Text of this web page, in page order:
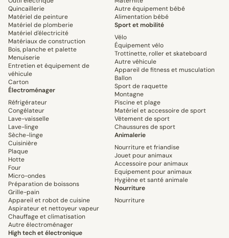
Quincaillerie
Matériel de peinture
Matériel de plomberie
Matériel d'électricité
Matériaux de construction
Bois, planche et palette
Menuiserie
Entretien et équipement de
véhicule
Carton
Électroménager
Réfrigérateur
Congélateur
Lave-vaisselle
Lave-linge
Sèche-linge
Cuisinière
Plaque
Hotte
Four
Micro-ondes
Préparation de boissons
Grille-pain
Appareil et robot de cuisine
Aspirateur et nettoyeur vapeur
Chauffage et climatisation
Autre électroménager
High tech et électronique
Autre équipement bébé
Alimentation bébé
Sport et mobilité
Vélo
Équipement vélo
Trottinette, roller et skateboard
Autre véhicule
Appareil de fitness et musculation
Ballon
Sport de raquette
Montagne
Piscine et plage
Matériel et accessoire de sport
Vêtement de sport
Chaussures de sport
Animalerie
Nourriture et friandise
Jouet pour animaux
Accessoire pour animaux
Equipement pour animaux
Hygiène et santé animale
Nourriture
Nourriture